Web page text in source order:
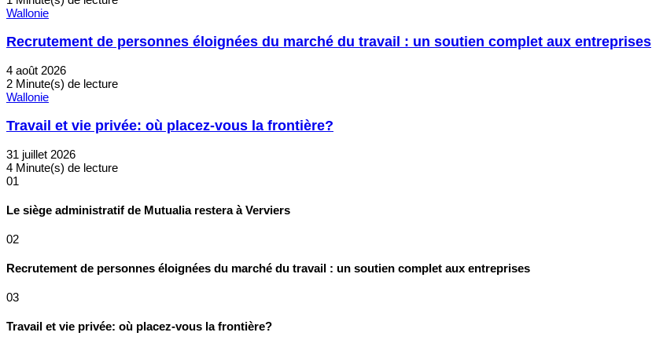
Wallonie
Recrutement de personnes éloignées du marché du travail : un soutien complet aux entreprises
4 août 2026
2 Minute(s) de lecture
Wallonie
Travail et vie privée: où placez-vous la frontière?
31 juillet 2026
4 Minute(s) de lecture
01
Le siège administratif de Mutualia restera à Verviers
02
Recrutement de personnes éloignées du marché du travail : un soutien complet aux entreprises
03
Travail et vie privée: où placez-vous la frontière?